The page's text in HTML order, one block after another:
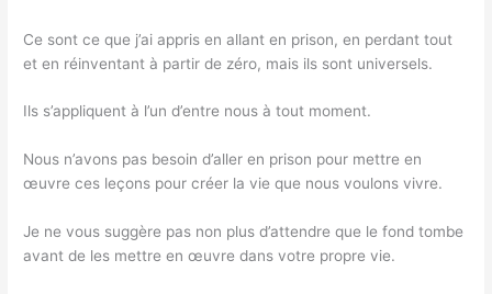
Ce sont ce que j’ai appris en allant en prison, en perdant tout
et en réinventant à partir de zéro, mais ils sont universels.
Ils s’appliquent à l’un d’entre nous à tout moment.
Nous n’avons pas besoin d’aller en prison pour mettre en
œuvre ces leçons pour créer la vie que nous voulons vivre.
Je ne vous suggère pas non plus d’attendre que le fond tombe
avant de les mettre en œuvre dans votre propre vie.